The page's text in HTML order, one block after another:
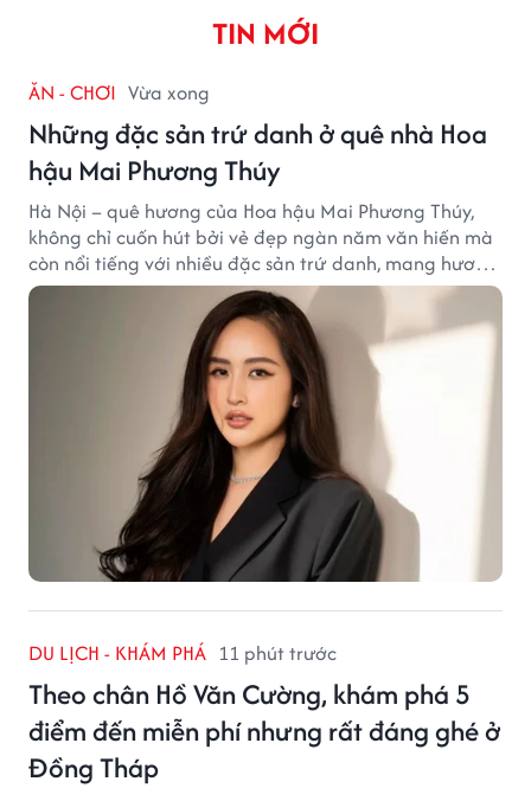
TIN MỚI
ĂN - CHƠI Vừa xong
Những đặc sản trứ danh ở quê nhà Hoa
hậu Mai Phương Thúy
Hà Nội – quê hương của Hoa hậu Mai Phương Thúy,
không chỉ cuốn hút bởi vẻ đẹp ngàn năm văn hiến mà
còn nổi tiếng với nhiều đặc sản trứ danh, mang hương
vị tinh tế và đậm đà bản sắc đất kinh kỳ.
DU LỊCH - KHÁM PHÁ 11 phút trước
Theo chân Hồ Văn Cường, khám phá 5
điểm đến miễn phí nhưng rất đáng ghé ở
Đồng Tháp